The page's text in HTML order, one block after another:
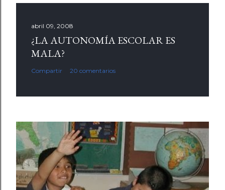
abril 09, 2008
¿LA AUTONOMÍA ESCOLAR ES
MALA?
Compartir 20 comentarios